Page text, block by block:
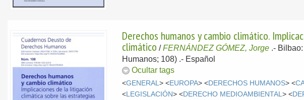
Derechos humanos y cambio climático.
climático /FERNÁNDEZ GÓMEZ, Jorge .- Bilbao:
Humanos; 108) .- Español
Ocultar tags
<GENERAL> <EUROPA> <DERECHOS HUMANOS> <
<LEGISLACIÓN> <DERECHO MEDIOAMBIENTAL> <